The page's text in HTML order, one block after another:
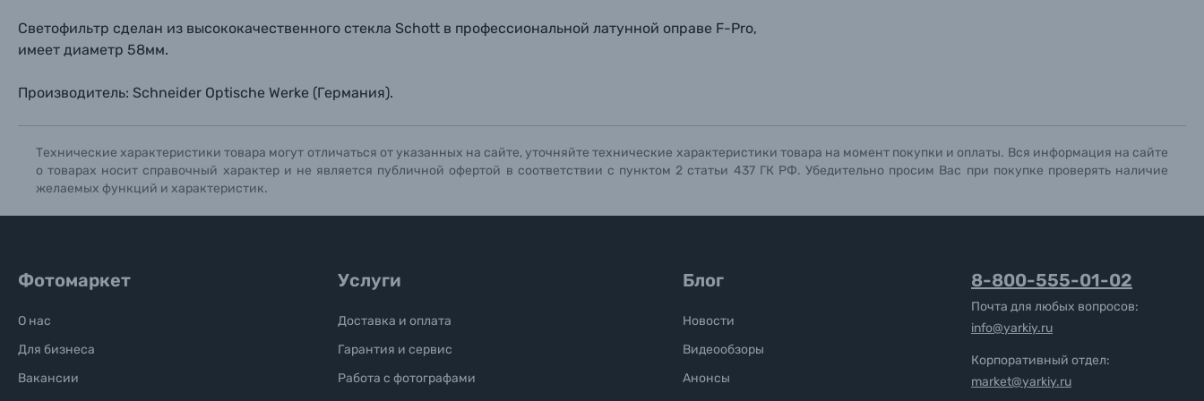
Солнцезащитные очки
Б/У фототехника (Комиссионные товары)
Уценённые товары
Светофильтр сделан из высококачественного стекла Schott в профессиональной латунной оправе F-Pro,
имеет диаметр 58мм.
Производитель: Schneider Optische Werke (Германия).
Технические характеристики товара могут отличаться от указанных на сайте, уточняйте технические характеристики товара на момент покупки и оплаты. Вся информация на сайте
о товарах носит справочный характер и не является публичной офертой в соответствии с пунктом 2 статьи 437 ГК РФ. Убедительно просим Вас при покупке проверять наличие
желаемых функций и характеристик.
Фотомаркет
О нас
Для бизнеса
Вакансии
Услуги
Доставка и оплата
Гарантия и сервис
Работа с фотографами
Блог
Новости
Видеообзоры
Анонсы
8-800-555-01-02
Почта для любых вопросов:
info@yarkiy.ru
Корпоративный отдел:
market@yarkiy.ru